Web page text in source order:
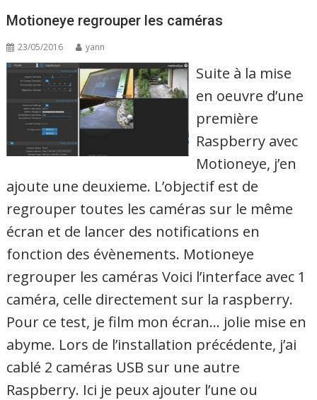
Motioneye regrouper les caméras
23/05/2016 yann
Suite à la mise
en oeuvre d’une
première
Raspberry avec
Motioneye, j’en
ajoute une deuxieme. L’objectif est de
regrouper toutes les caméras sur le même
écran et de lancer des notifications en
fonction des évènements. Motioneye
regrouper les caméras Voici l’interface avec 1
caméra, celle directement sur la raspberry.
Pour ce test, je film mon écran… jolie mise en
abyme. Lors de l’installation précédente, j’ai
cablé 2 caméras USB sur une autre
Raspberry. Ici je peux ajouter l’une ou